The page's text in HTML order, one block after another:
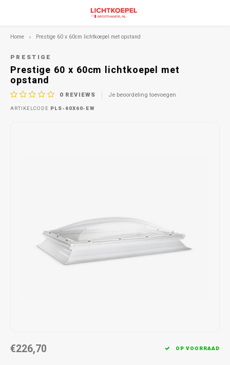
Home Prestige 60 x 60cm lichtkoepel met opstand
PRESTIGE
Prestige 60 x 60cm lichtkoepel met
opstand
0 REVIEWS Je beoordeling toevoegen
ARTIKELCODE PLS-60X60-EW
€226,70 OP VOORRAAD